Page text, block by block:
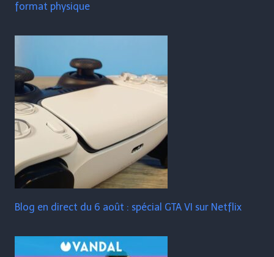
format physique
Blog en direct du 6 août : spécial GTA VI sur Netflix